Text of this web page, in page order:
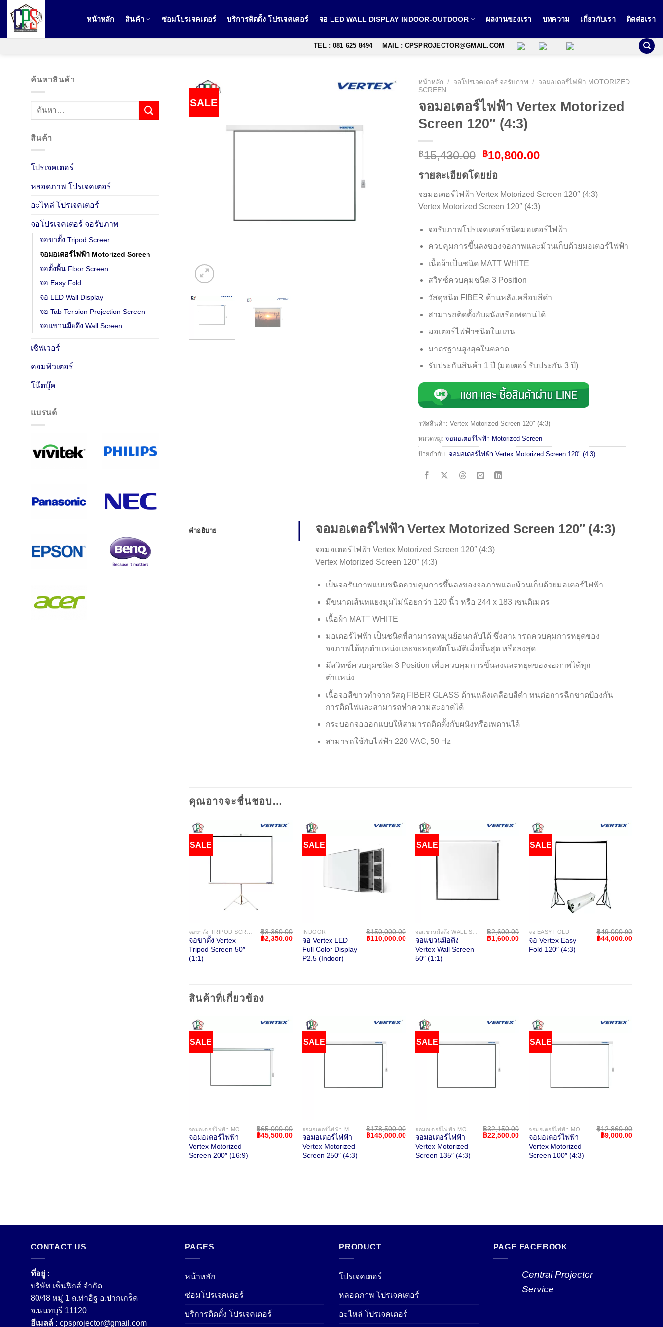
หน้าหลัก สินค้า ซ่อมโปรเจคเตอร์ บริการติดตั้ง โปรเจคเตอร์ จอ LED WALL DISPLAY INDOOR-OUTDOOR ผลงานของเรา บทความ เกี่ยวกับเรา ติดต่อเรา
TEL : 081 625 8494 MAIL : CPSPROJECTOR@GMAIL.COM
ค้นหาสินค้า
ค้นหา:
สินค้า
โปรเจคเตอร์
หลอดภาพ โปรเจคเตอร์
อะไหล่ โปรเจคเตอร์
จอโปรเจคเตอร์ จอรับภาพ
จอขาตั้ง Tripod Screen
จอมอเตอร์ไฟฟ้า Motorized Screen
จอตั้งพื้น Floor Screen
จอ Easy Fold
จอ LED Wall Display
จอ Tab Tension Projection Screen
จอแขวนมือดึง Wall Screen
เซิฟเวอร์
คอมพิวเตอร์
โน๊ตบุ๊ค
แบรนด์
SALE
หน้าหลัก / จอโปรเจคเตอร์ จอรับภาพ /
จอมอเตอร์ไฟฟ้า MOTORIZED
SCREEN
จอมอเตอร์ไฟฟ้า Vertex Motorized
Screen 120″ (4:3)
฿15,430.00 Original
was:
฿15,430.00.
฿10,800.00Current
฿10,800.00.
รายละเอียดโดยย่อ
จอมอเตอร์ไฟฟ้า Vertex Motorized Screen 120″ (4:3)
Vertex Motorized Screen 120″ (4:3)
จอรับภาพโปรเจคเตอร์ชนิดมอเตอร์ไฟฟ้า
ควบคุมการขึ้นลงของจอภาพและม้วนเก็บด้วยมอเตอร์ไฟฟ้า
เนื้อผ้าเป็นชนิด MATT WHITE
สวิทซ์ควบคุมชนิด 3 Position
วัสดุชนิด FIBER ด้านหลังเคลือบสีดำ
สามารถติดตั้งกับผนังหรือเพดานได้
มอเตอร์ไฟฟ้าชนิดในแกน
มาตรฐานสูงสุดในตลาด
รับประกันสินค้า 1 ปี (มอเตอร์ รับประกัน 3 ปี)
รหัสสินค้า: Vertex Motorized Screen 120" (4:3)
หมวดหมู่: จอมอเตอร์ไฟฟ้า Motorized Screen
ป้ายกำกับ: จอมอเตอร์ไฟฟ้า Vertex Motorized Screen 120" (4:3)
คำอธิบาย จอมอเตอร์ไฟฟ้า Vertex Motorized Screen 120″ (4:3)
จอมอเตอร์ไฟฟ้า Vertex Motorized Screen 120″ (4:3)
Vertex Motorized Screen 120″ (4:3)
เป็นจอรับภาพแบบชนิดควบคุมการขึ้นลงของจอภาพและม้วนเก็บด้วยมอเตอร์ไฟฟ้า
มีขนาดเส้นทแยงมุมไม่น้อยกว่า 120 นิ้ว หรือ 244 x 183 เซนติเมตร
เนื้อผ้า MATT WHITE
มอเตอร์ไฟฟ้า เป็นชนิดที่สามารถหมุนย้อนกลับได้ ซึ่งสามารถควบคุมการหยุดของ
จอภาพได้ทุกตำแหน่งและจะหยุดอัตโนมัติเมื่อขึ้นสุด หรือลงสุด
มีสวิทซ์ควบคุมชนิด 3 Position เพื่อควบคุมการขึ้นลงและหยุดของจอภาพได้ทุก
ตำแหน่ง
เนื้อจอสีขาวทำจากวัสดุ FIBER GLASS ด้านหลังเคลือบสีดำ ทนต่อการฉีกขาดป้องกัน
การติดไฟและสามารถทำความสะอาดได้
กระบอกจอออกแบบให้สามารถติดตั้งกับผนังหรือเพดานได้
สามารถใช้กับไฟฟ้า 220 VAC, 50 Hz
คุณอาจจะชื่นชอบ…
SALE
จอขาตั้ง Vertex
Tripod Screen 50″
(1:1)
฿3,360.00
Original
฿2,350.00Current
price
฿2,350.00.
SALE
INDOOR
จอ Vertex LED
Full Color Display
P2.5 (Indoor)
฿150,000.00
Original
฿110,000.00Current
price
฿110,000.00.
SALE
จอแขวนมือดึง
Vertex Wall Screen
50″ (1:1)
฿2,600.00
Original
฿1,600.00Current
price
SALE
จอ EASY FOLD
จอ Vertex Easy
Fold 120″ (4:3)
฿49,000.00
Original
฿44,000.00Current
สินค้าที่เกี่ยวข้อง
SALE
จอมอเตอร์ไฟฟ้า
Vertex Motorized
Screen 200″ (16:9)
฿65,000.00
Original
฿45,500.00Current
price
฿45,500.00.
SALE
จอมอเตอร์ไฟฟ้า
Vertex Motorized
Screen 250″ (4:3)
฿178,500.00
Original
฿145,000.00Current
price
฿145,000.00.
SALE
จอมอเตอร์ไฟฟ้า
Vertex Motorized
Screen 135″ (4:3)
฿32,150.00
Original
฿22,500.00Current
price
฿22,500.00.
SALE
จอมอเตอร์ไฟฟ้า
Vertex Motorized
Screen 100″ (4:3)
฿12,860.00
Original
฿9,000.00Current
CONTACT US
ที่อยู่ :
บริษัท เซ็นฟิกส์ จํากัด
80/48 หมู่ 1 ต.ท่าอิฐ อ.ปากเกร็ด
จ.นนทบุรี 11120
อีเมลล์ : cpsprojector@gmail.com
PAGES
หน้าหลัก
ซ่อมโปรเจคเตอร์
บริการติดตั้ง โปรเจคเตอร์
PRODUCT
โปรเจคเตอร์
หลอดภาพ โปรเจคเตอร์
อะไหล่ โปรเจคเตอร์
PAGE FACEBOOK
Central Projector
Service